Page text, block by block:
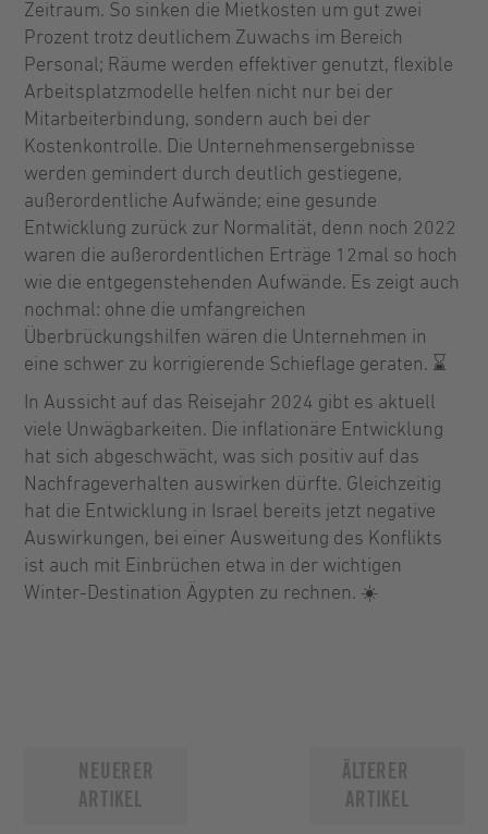
Zeitraum. So sinken die Mietkosten um gut zwei
Prozent trotz deutlichem Zuwachs im Bereich
Personal; Räume werden effektiver genutzt, flexible
Arbeitsplatzmodelle helfen nicht nur bei der
Mitarbeiterbindung, sondern auch bei der
Kostenkontrolle. Die Unternehmensergebnisse
werden gemindert durch deutlich gestiegene,
außerordentliche Aufwände; eine gesunde
Entwicklung zurück zur Normalität, denn noch 2022
waren die außerordentlichen Erträge 12mal so hoch
wie die entgegenstehenden Aufwände. Es zeigt auch
nochmal: ohne die umfangreichen
Überbrückungshilfen wären die Unternehmen in
eine schwer zu korrigierende Schieflage geraten. ⌛️
In Aussicht auf das Reisejahr 2024 gibt es aktuell
viele Unwägbarkeiten. Die inflationäre Entwicklung
hat sich abgeschwächt, was sich positiv auf das
Nachfrageverhalten auswirken dürfte. Gleichzeitig
hat die Entwicklung in Israel bereits jetzt negative
Auswirkungen, bei einer Ausweitung des Konflikts
ist auch mit Einbrüchen etwa in der wichtigen
Winter-Destination Ägypten zu rechnen. ☀️
NEUERER
ARTIKEL
ÄLTERER
ARTIKEL